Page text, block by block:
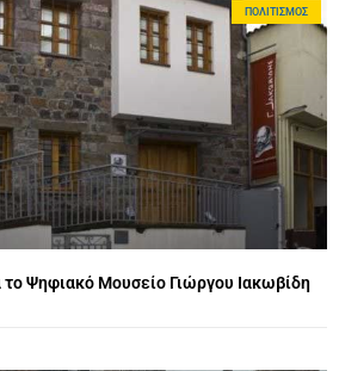
ΠΟΛΙΤΙΣΜΌΣ
το Ψηφιακό Μουσείο Γιώργου Ιακωβίδη